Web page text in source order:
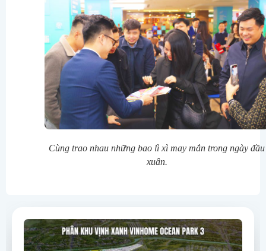
Cùng trao nhau những bao lì xì may mắn trong ngày đầu
xuân.